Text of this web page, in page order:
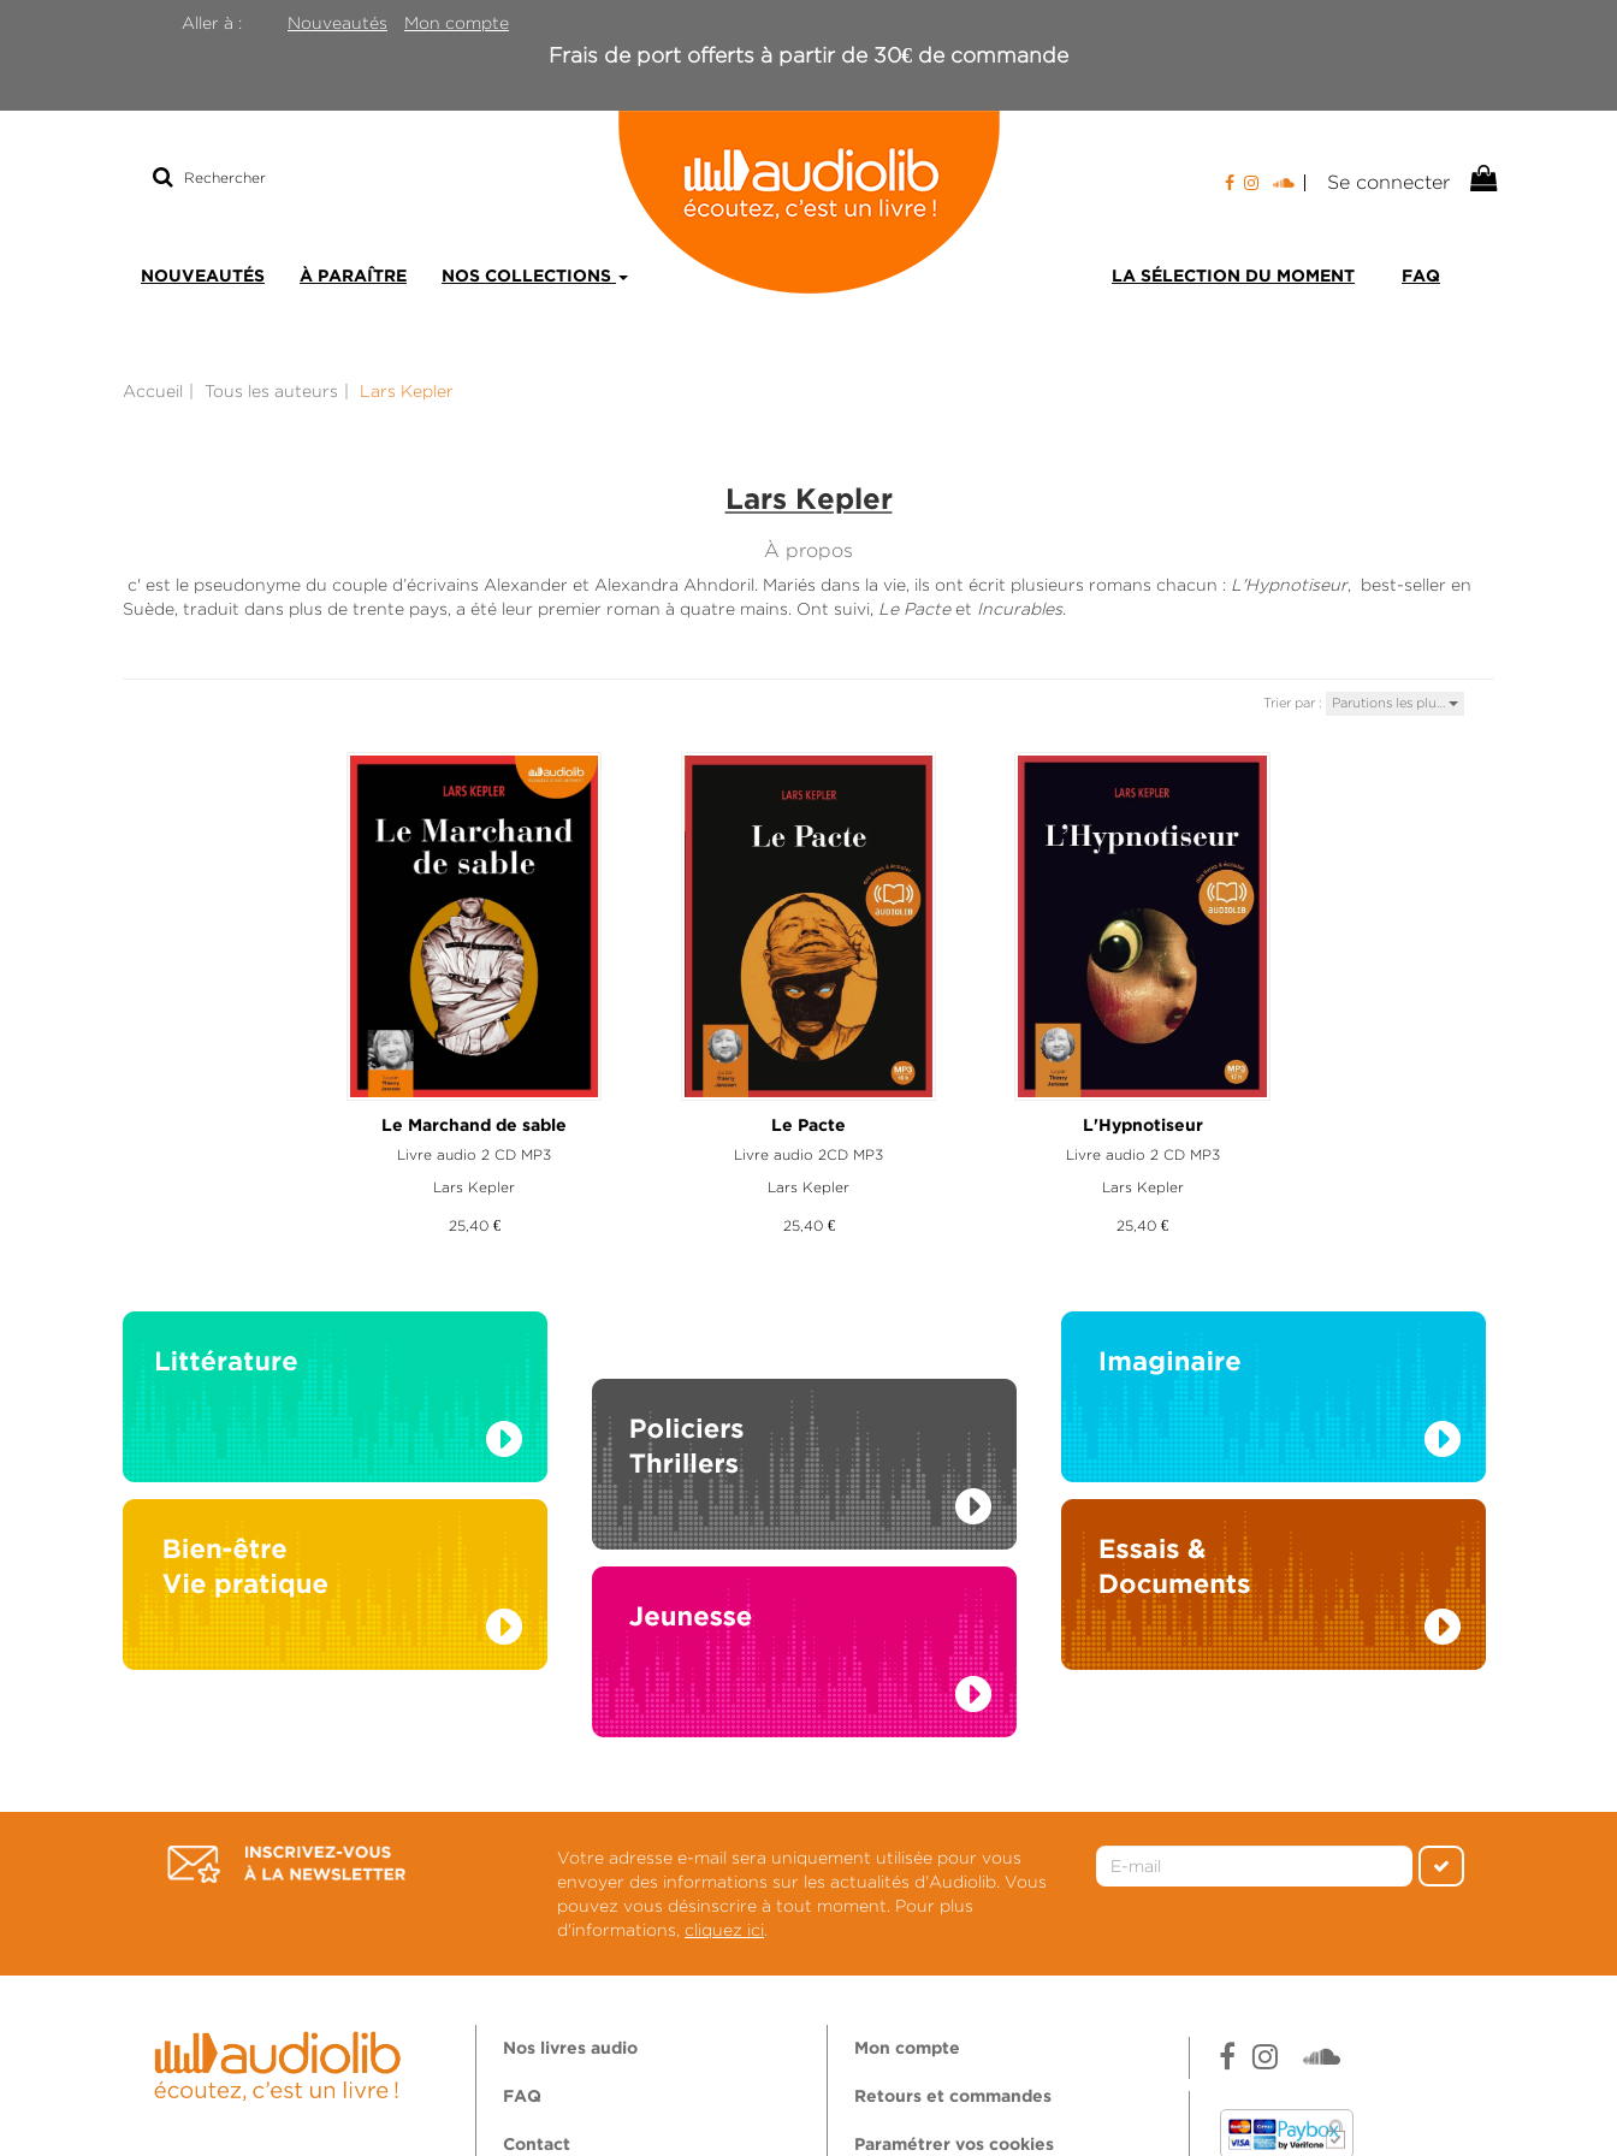
Aller à : Nouveautés Mon compte
Frais de port offerts à partir de 30€ de commande
Rechercher
Se connecter
NOUVEAUTÉS À PARAÎTRE NOS COLLECTIONS LA SÉLECTION DU MOMENT FAQ
Accueil Tous les auteurs Lars Kepler
Lars Kepler
À propos
c' est le pseudonyme du couple d’écrivains Alexander et Alexandra Ahndoril. Mariés dans la vie, ils ont écrit plusieurs romans chacun : L'Hypnotiseur, best-seller en
Suède, traduit dans plus de trente pays, a été leur premier roman à quatre mains. Ont suivi, Le Pacteet Incurables.
Trier par : Parutions les plu…
Le Marchand de sable
Livre audio 2 CD MP3
Lars Kepler
25,40 €
Le Pacte
Livre audio 2CD MP3
Lars Kepler
25,40 €
L'Hypnotiseur
Livre audio 2 CD MP3
Lars Kepler
25,40 €
Votre adresse e-mail sera uniquement utilisée pour vous
envoyer des informations sur les actualités d'Audiolib. Vous
pouvez vous désinscrire à tout moment. Pour plus
d'informations, cliquez ici.
Nos livres audio
FAQ
Contact
Mon compte
Retours et commandes
Paramétrer vos cookies